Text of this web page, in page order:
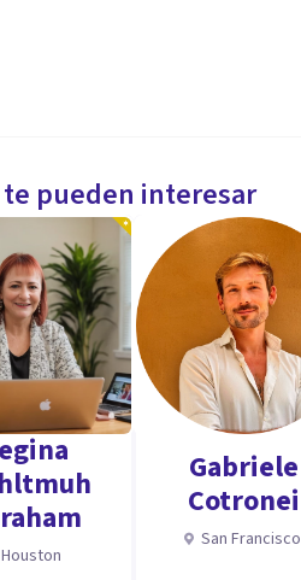
pueden interesar
Houston
Gabriele
Cotronei
San Francisco